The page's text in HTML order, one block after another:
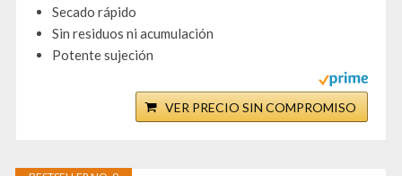
Secado rápido
Sin residuos ni acumulación
Potente sujeción
VER PRECIO SIN COMPROMISO